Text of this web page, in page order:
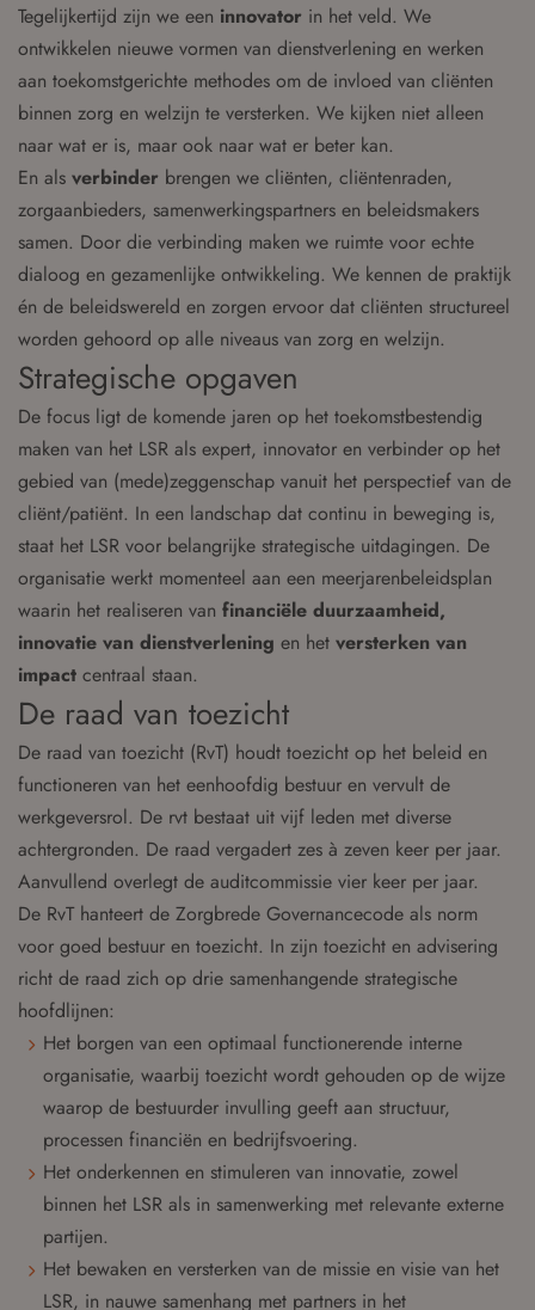
Tegelijkertijd zijn we een innovator in het veld. We
ontwikkelen nieuwe vormen van dienstverlening en werken
aan toekomstgerichte methodes om de invloed van cliënten
binnen zorg en welzijn te versterken. We kijken niet alleen
naar wat er is, maar ook naar wat er beter kan.
En als verbinder brengen we cliënten, cliëntenraden,
zorgaanbieders, samenwerkingspartners en beleidsmakers
samen. Door die verbinding maken we ruimte voor echte
dialoog en gezamenlijke ontwikkeling. We kennen de praktijk
én de beleidswereld en zorgen ervoor dat cliënten structureel
worden gehoord op alle niveaus van zorg en welzijn.
Strategische opgaven
De focus ligt de komende jaren op het toekomstbestendig
maken van het LSR als expert, innovator en verbinder op het
gebied van (mede)zeggenschap vanuit het perspectief van de
cliënt/patiënt. In een landschap dat continu in beweging is,
staat het LSR voor belangrijke strategische uitdagingen. De
organisatie werkt momenteel aan een meerjarenbeleidsplan
waarin het realiseren van financiële duurzaamheid,
innovatie van dienstverlening en het versterken van
impact centraal staan.
De raad van toezicht
De raad van toezicht (RvT) houdt toezicht op het beleid en
functioneren van het eenhoofdig bestuur en vervult de
werkgeversrol. De rvt bestaat uit vijf leden met diverse
achtergronden. De raad vergadert zes à zeven keer per jaar.
Aanvullend overlegt de auditcommissie vier keer per jaar.
De RvT hanteert de Zorgbrede Governancecode als norm
voor goed bestuur en toezicht. In zijn toezicht en advisering
richt de raad zich op drie samenhangende strategische
hoofdlijnen:
Het borgen van een optimaal functionerende interne
organisatie, waarbij toezicht wordt gehouden op de wijze
waarop de bestuurder invulling geeft aan structuur,
processen financiën en bedrijfsvoering.
Het onderkennen en stimuleren van innovatie, zowel
binnen het LSR als in samenwerking met relevante externe
partijen.
Het bewaken en versterken van de missie en visie van het
LSR, in nauwe samenhang met partners in het